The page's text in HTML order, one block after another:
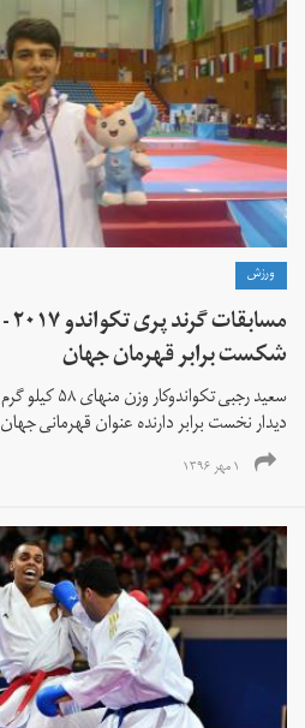
ورزش
شکست برابر قهرمان جهان
دیدار نخست برابر دارنده عنوان قهرمانی
۱ مهر ۱۳۹۶